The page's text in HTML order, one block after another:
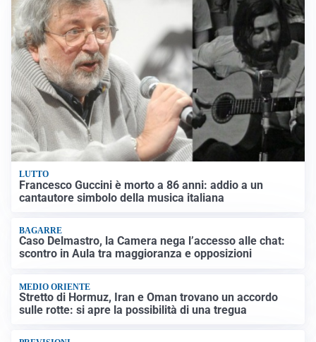
LUTTO
Francesco Guccini è morto a 86 anni: addio a un
cantautore simbolo della musica italiana
BAGARRE
Caso Delmastro, la Camera nega l’accesso alle chat:
scontro in Aula tra maggioranza e opposizioni
MEDIO ORIENTE
Stretto di Hormuz, Iran e Oman trovano un accordo
sulle rotte: si apre la possibilità di una tregua